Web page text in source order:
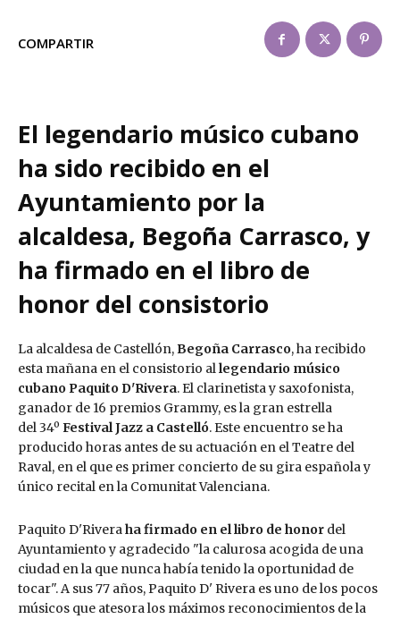
COMPARTIR
El legendario músico cubano
ha sido recibido en el
Ayuntamiento por la
alcaldesa, Begoña Carrasco, y
ha firmado en el libro de
honor del consistorio
La alcaldesa de Castellón,Begoña Carrasco, ha recibido
esta mañana en el consistorio allegendario músico
cubano Paquito D'Rivera. El clarinetista y saxofonista,
ganador de 16 premios Grammy, es la gran estrella
del 34º Festival Jazz a Castelló. Este encuentro se ha
producido horas antes de su actuación en el Teatre del
Raval, en el que es primer concierto de su gira española y
único recital en la Comunitat Valenciana.
Paquito D'Riveraha firmado en el libro de honor del
Ayuntamiento y agradecido "la calurosa acogida de una
ciudad en la que nunca había tenido la oportunidad de
tocar". A sus 77 años, Paquito D' Rivera es uno de los pocos
músicos que atesora los máximos reconocimientos de la